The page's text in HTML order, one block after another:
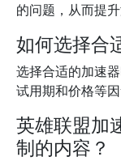
的问题，从而提升
如何选择合
选择合适的加速
试用期和价格等因
英雄联盟加
制的内容？